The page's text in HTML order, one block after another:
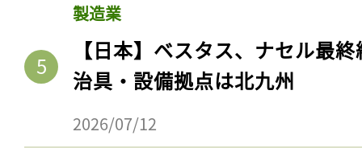
製造業
【日本】ベスタス、ナセル最
治具・設備拠点は北九州
2026/07/12